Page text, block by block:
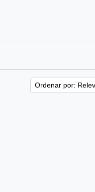
Ordenar por: